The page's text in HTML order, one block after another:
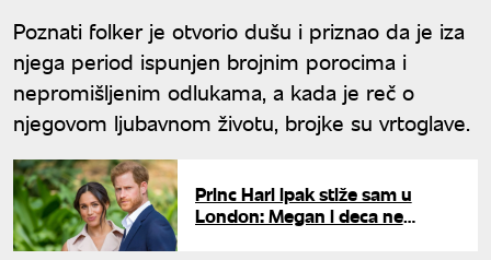
Poznati folker je otvorio dušu i priznao da je iza
njega period ispunjen brojnim porocima i
nepromišljenim odlukama, a kada je reč o
njegovom ljubavnom životu, brojke su vrtoglave.
Princ Hari ipak stiže sam u
London: Megan i deca ne